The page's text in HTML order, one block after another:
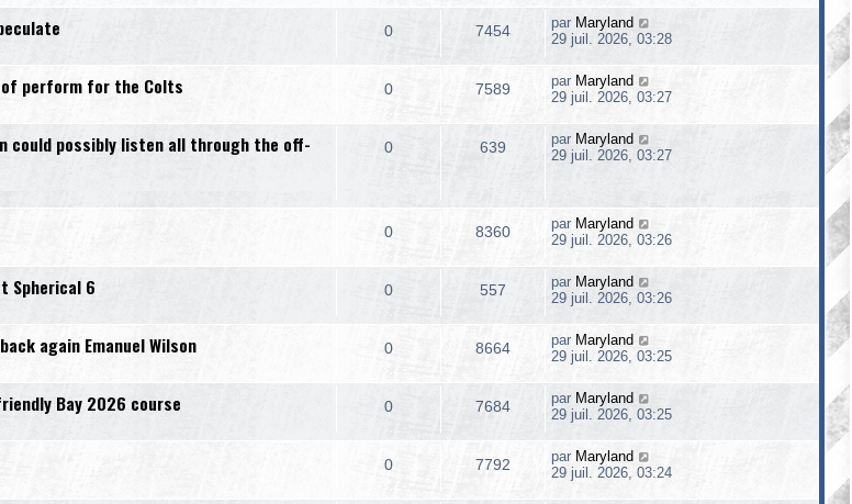
0 7454 par Maryland
29 juil. 2026, 03:28
perform for the Colts 0 7589 par Maryland
29 juil. 2026, 03:27
could possibly listen all through the off-
0 639 par Maryland
29 juil. 2026, 03:27
0 8360 par Maryland
29 juil. 2026, 03:26
Spherical 6 0 557 par Maryland
29 juil. 2026, 03:26
again Emanuel Wilson 0 8664 par Maryland
29 juil. 2026, 03:25
Bay 2026 course 0 7684 par Maryland
29 juil. 2026, 03:25
0 7792 par Maryland
29 juil. 2026, 03:24